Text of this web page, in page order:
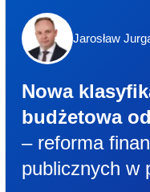
Jarosław
Nowa
budżetowa
– reforma
publicznych w